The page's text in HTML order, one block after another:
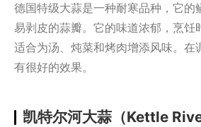
德国特级大蒜是一种耐寒品种，它的
易剥皮的蒜瓣。它的味道浓郁，烹饪
适合为汤、炖菜和烤肉增添风味。在
有很好的效果。
凯特尔河大蒜（Kettle